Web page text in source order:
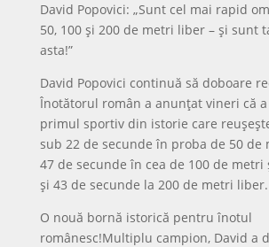
David Popovici: „Sunt cel mai rapid
50, 100 și 200 de metri liber – și sunt
asta!”
David Popovici continuă să doboare
Înotătorul român a anunțat vineri că
primul sportiv din istorie care
sub 22 de secunde în proba de 50 de
47 de secunde în cea de 100 de
și 43 de secunde la 200 de metri liber.
O nouă bornă istorică pentru înotul
românesc!Multiplu campion, David a